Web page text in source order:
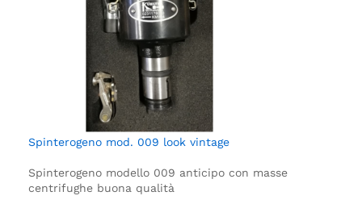
Spinterogeno mod. 009 look vintage
Spinterogeno modello 009 anticipo con masse
centrifughe buona qualità